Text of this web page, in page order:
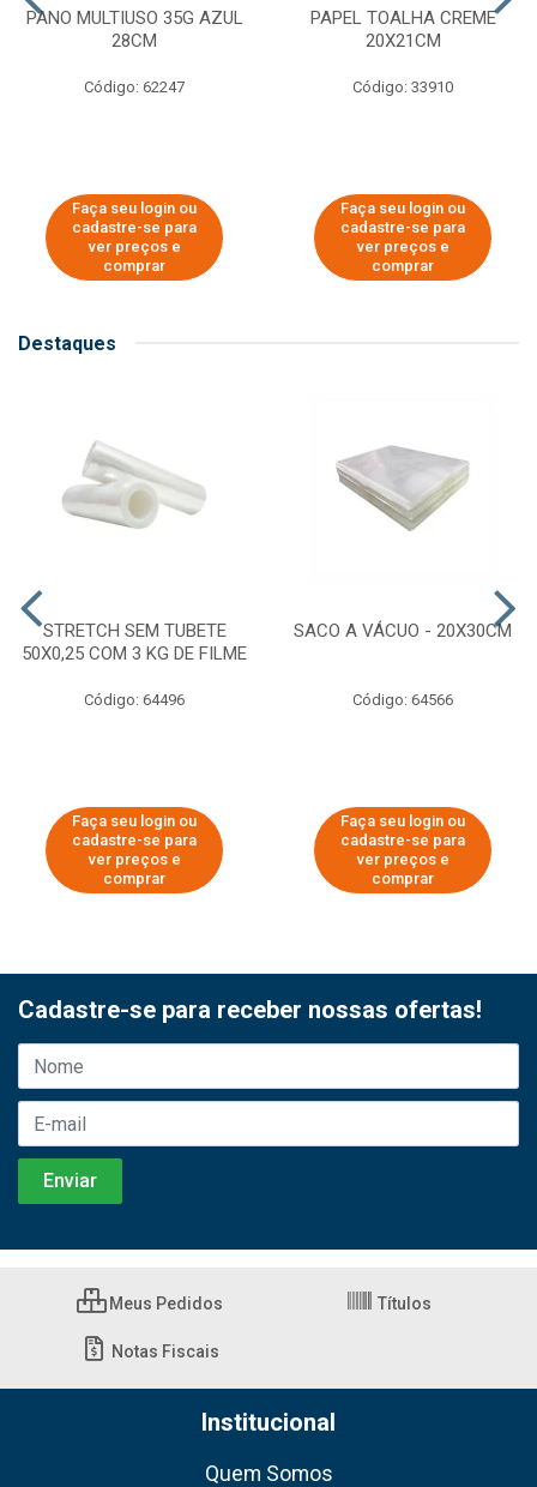
PANO MULTIUSO 35G AZUL
28CM
Código: 62247
Faça seu login ou
cadastre-se para
ver preços e
comprar
PAPEL TOALHA CREME
20X21CM
Código: 33910
Faça seu login ou
cadastre-se para
ver preços e
comprar
Destaques
STRETCH SEM TUBETE
50X0,25 COM 3 KG DE FILME
Código: 64496
Faça seu login ou
cadastre-se para
ver preços e
comprar
SACO A VÁCUO - 20X30CM
Código: 64566
Faça seu login ou
cadastre-se para
ver preços e
comprar
Cadastre-se para receber nossas ofertas!
Meus Pedidos Títulos
Notas Fiscais
Institucional
Quem Somos